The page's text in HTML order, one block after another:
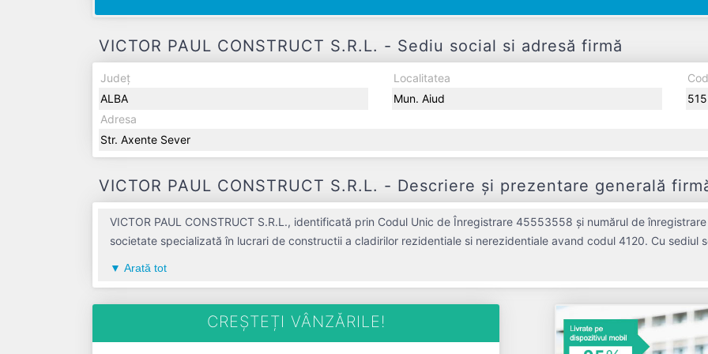
VICTOR PAUL CONSTRUCT S.R.L. - Sediu social si adresă firmă
Județ
ALBA
Localitatea
Mun. Aiud
Adresa
Str. Axente Sever
VICTOR PAUL CONSTRUCT S.R.L. - Descriere și prezentare generală
VICTOR PAUL CONSTRUCT S.R.L., identificată prin Codul Unic de Înregistrare 45553558 și numărul de
societate specializată în lucrari de constructii a cladirilor rezidentiale si nerezidentiale avand codul 4120. Cu sediul
Arată tot
CREȘTEȚI VÂNZĂRILE!